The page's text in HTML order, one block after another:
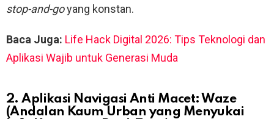
stop-and-goyang konstan.
Baca Juga: Life Hack Digital 2026: Tips Teknologi dan
Aplikasi Wajib untuk Generasi Muda
2. Aplikasi Navigasi Anti Macet: Waze
(Andalan Kaum Urban yang Menyukai